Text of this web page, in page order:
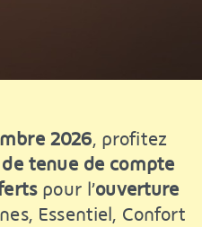
2026, profitez
tenue de compte
pour l’ouverture
Essentiel, Confort